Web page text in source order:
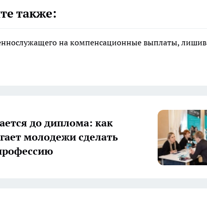
также:
на компенсационные выплаты, лишив
до диплома: как
молодежи сделать